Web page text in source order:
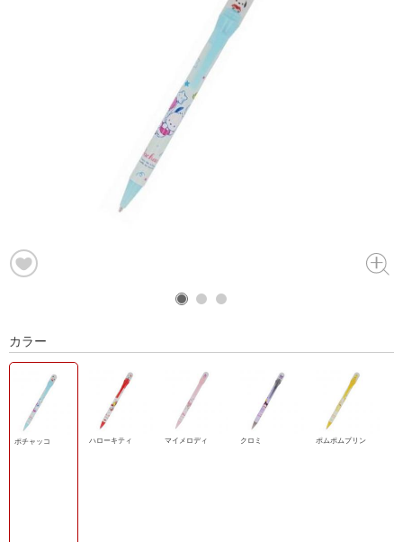
カラー
ポチャッコ ハローキティ マイメロディ クロミ ポムポムプリン